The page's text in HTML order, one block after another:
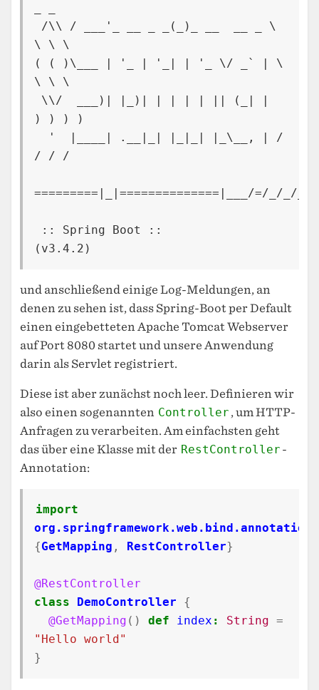
\ \ \
( ( )\___ | '_ | '_| | '_ \/ _` | \
\ \ \
) ) ) )
/ / /
=========|_|==============|___/=/_/_/_/
und anschließend einige Log-Meldungen, an
denen zu sehen ist, dass Spring-Boot per Default
einen eingebetteten Apache Tomcat Webserver
auf Port 8080 startet und unsere Anwendung
darin als Servlet registriert.
Diese ist aber zunächst noch leer. Definieren wir
also einen sogenannten Controller , um HTTP-
Anfragen zu verarbeiten. Am einfachsten geht
das über eine Klasse mit der RestController -
Annotation:
import
org.springframework.web.bind.annotation.
{GetMapping , RestController}
@RestController
class
DemoController
{
@GetMapping () def index : String =
"Hello world"
}